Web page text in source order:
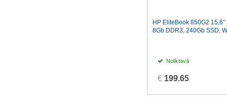
HP EliteBook 850G2
8Gb DDR3, 240Gb SSD,
Noliktavā
€ 199.65